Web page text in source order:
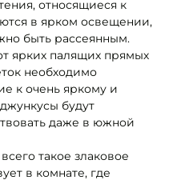
относящиеся к
в ярком освещении,
быть рассеянным.
ярких палящих прямых
необходимо
к очень яркому и
будут
даже в южной
такое злаковое
в комнате, где